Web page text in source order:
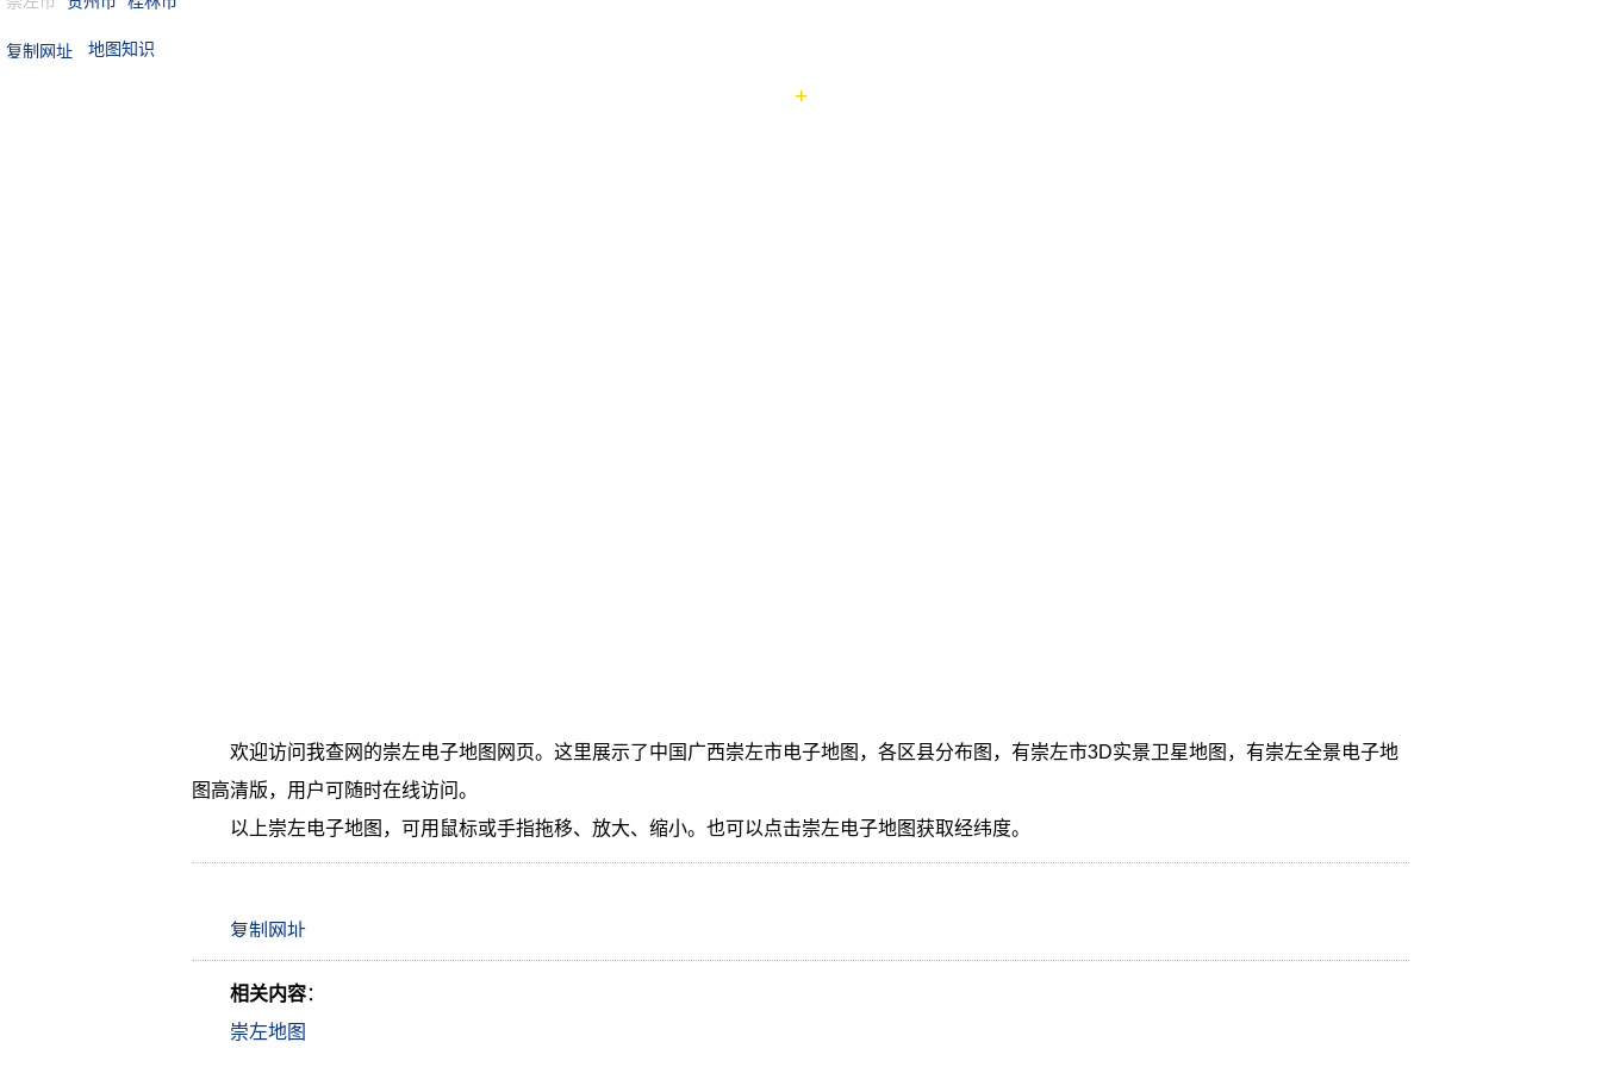
地图知识
欢迎访问我查网的崇左电子地图网页。这里展示了中国广西崇左市电子地图，各区县分布图，有崇左市3D实景卫星地图，有崇左全景电子地
图高清版，用户可随时在线访问。
以上崇左电子地图，可用鼠标或手指拖移、放大、缩小。也可以点击崇左电子地图获取经纬度。
相关内容：
崇左地图